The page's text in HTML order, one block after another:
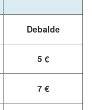
Debalde
5 €
7 €